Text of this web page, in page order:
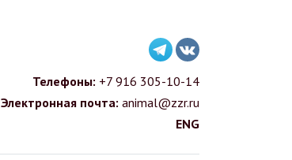
Телефоны: +7 916 305-10-14
Электронная почта: animal@zzr.ru
ENG